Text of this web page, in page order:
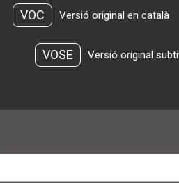
VOC Versió original en català
VOSE Versió original